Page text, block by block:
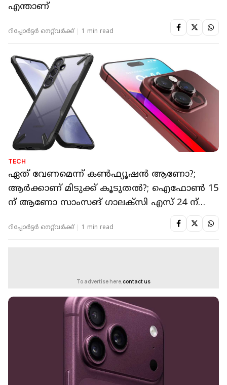
എന്താണ്
റിപ്പോർട്ടർ നെറ്റ്‌വര്‍ക്ക്‌ 1 min read
TECH
ഏത് വേണമെന്ന് കൺഫ്യൂഷൻ ആണോ?;
ആർക്കാണ് മിടുക്ക് കൂടുതൽ?; ഐഫോൺ 15
ന് ആണോ സാംസങ് ഗാലക്‌സി എസ് 24 ന്
റിപ്പോർട്ടർ നെറ്റ്‌വര്‍ക്ക്‌ 1 min read
To advertise here, contact us